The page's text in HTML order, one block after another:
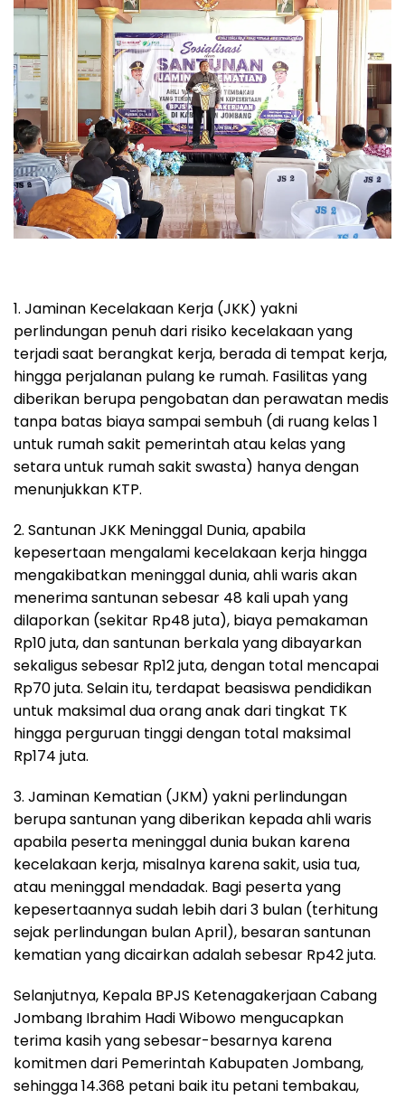
1. Jaminan Kecelakaan Kerja (JKK) yakni
perlindungan penuh dari risiko kecelakaan yang
terjadi saat berangkat kerja, berada di tempat kerja,
hingga perjalanan pulang ke rumah. Fasilitas yang
diberikan berupa pengobatan dan perawatan medis
tanpa batas biaya sampai sembuh (di ruang kelas 1
untuk rumah sakit pemerintah atau kelas yang
setara untuk rumah sakit swasta) hanya dengan
menunjukkan KTP.
2. Santunan JKK Meninggal Dunia, apabila
kepesertaan mengalami kecelakaan kerja hingga
mengakibatkan meninggal dunia, ahli waris akan
menerima santunan sebesar 48 kali upah yang
dilaporkan (sekitar Rp48 juta), biaya pemakaman
Rp10 juta, dan santunan berkala yang dibayarkan
sekaligus sebesar Rp12 juta, dengan total mencapai
Rp70 juta. Selain itu, terdapat beasiswa pendidikan
untuk maksimal dua orang anak dari tingkat TK
hingga perguruan tinggi dengan total maksimal
Rp174 juta.
3. Jaminan Kematian (JKM) yakni perlindungan
berupa santunan yang diberikan kepada ahli waris
apabila peserta meninggal dunia bukan karena
kecelakaan kerja, misalnya karena sakit, usia tua,
atau meninggal mendadak. Bagi peserta yang
kepesertaannya sudah lebih dari 3 bulan (terhitung
sejak perlindungan bulan April), besaran santunan
kematian yang dicairkan adalah sebesar Rp42 juta.
Selanjutnya, Kepala BPJS Ketenagakerjaan Cabang
Jombang Ibrahim Hadi Wibowo mengucapkan
terima kasih yang sebesar-besarnya karena
komitmen dari Pemerintah Kabupaten Jombang,
sehingga 14.368 petani baik itu petani tembakau,